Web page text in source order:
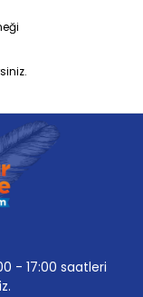
- 17:00 saatleri